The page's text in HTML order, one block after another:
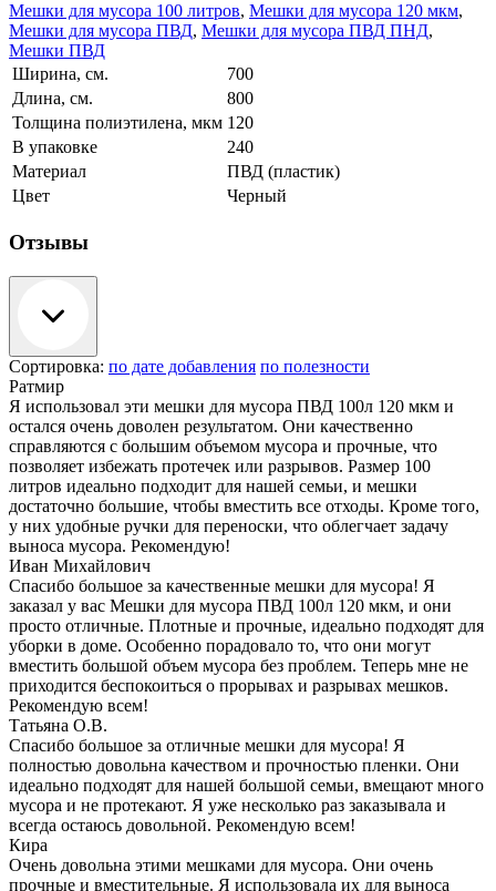
Мешки для мусора 100 литров, Мешки для мусора 120 мкм,
Мешки для мусора ПВД, Мешки для мусора ПВД ПНД,
Мешки ПВД
Ширина, см.
700
Длина, см.
800
Толщина полиэтилена, мкм 120
В упаковке
240
Материал
ПВД (пластик)
Цвет
Черный
Отзывы
Сортировка: по дате добавления по полезности
Ратмир
Я использовал эти мешки для мусора ПВД 100л 120 мкм и
остался очень доволен результатом. Они качественно
справляются с большим объемом мусора и прочные, что
позволяет избежать протечек или разрывов. Размер 100
литров идеально подходит для нашей семьи, и мешки
достаточно большие, чтобы вместить все отходы. Кроме того,
у них удобные ручки для переноски, что облегчает задачу
выноса мусора. Рекомендую!
Иван Михайлович
Спасибо большое за качественные мешки для мусора! Я
заказал у вас Мешки для мусора ПВД 100л 120 мкм, и они
просто отличные. Плотные и прочные, идеально подходят для
уборки в доме. Особенно порадовало то, что они могут
вместить большой объем мусора без проблем. Теперь мне не
приходится беспокоиться о прорывах и разрывах мешков.
Рекомендую всем!
Татьяна О.В.
Спасибо большое за отличные мешки для мусора! Я
полностью довольна качеством и прочностью пленки. Они
идеально подходят для нашей большой семьи, вмещают много
мусора и не протекают. Я уже несколько раз заказывала и
всегда остаюсь довольной. Рекомендую всем!
Кира
Очень довольна этими мешками для мусора. Они очень
прочные и вместительные. Я использовала их для выноса